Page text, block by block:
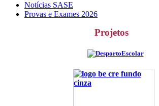
Notícias SASE
Provas e Exames 2026
Projetos